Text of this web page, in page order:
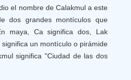
el nombre de Calakmul a este
dos grandes montículos que
maya, Ca significa dos, Lak
un montículo o pirámide
significa "Ciudad de las dos